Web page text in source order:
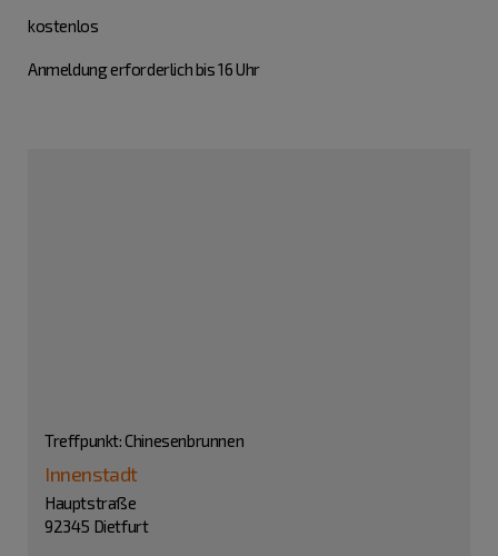
kostenlos
Anmeldung erforderlich bis 16 Uhr
Treffpunkt: Chinesenbrunnen
Innenstadt
Hauptstraße
92345 Dietfurt